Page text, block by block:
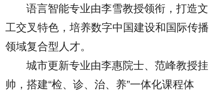
语言智能专业由李雪教授领衔，打造文
工交叉特色，培养数字中国建设和国际传播
领域复合型人才。
城市更新专业由李惠院士、范峰教授挂
帅，搭建“检、诊、治、养”一体化课程体